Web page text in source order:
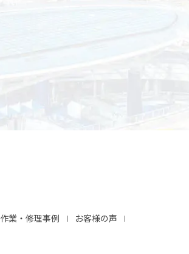
作業・修理事例
お客様の声